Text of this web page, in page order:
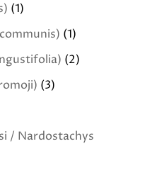
(1)
(1)
(2)
(3)
/ Nardostachys